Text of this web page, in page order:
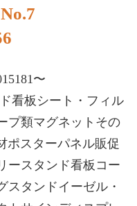
〜
看板シート・フィル
プ類マグネットその
ポスターパネル販促
ースタンド看板コー
スタンドイーゼル・